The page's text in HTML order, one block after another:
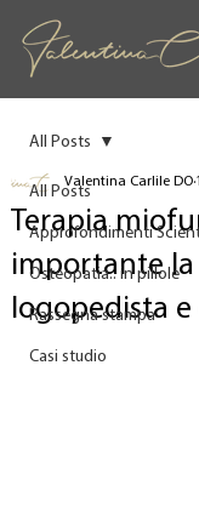
All Posts
Approfondimenti
Osteopatia.. in pillole
Rassegna stampa
Casi studio
All Posts
Terapia
importante
logopedista
Valentina Carlile DO